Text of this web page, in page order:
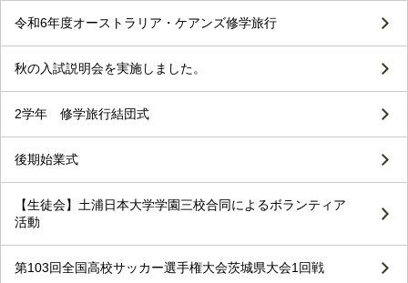
令和6年度オーストラリア・ケアンズ修学旅行
秋の入試説明会を実施しました。
2学年 修学旅行結団式
後期始業式
【生徒会】土浦日本大学学園三校合同によるボランティア
活動
第103回全国高校サッカー選手権大会茨城県大会1回戦